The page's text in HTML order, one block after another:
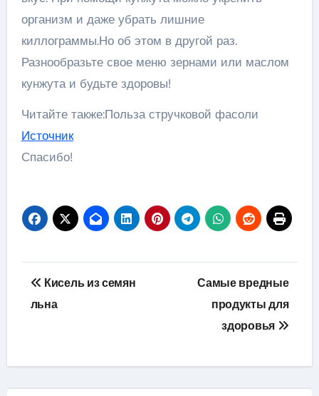
организм и даже убрать лишние
киллограммы.Но об этом в другой раз.
Разнообразьте свое меню зернами или маслом
кунжута и будьте здоровы!
Читайте также:Польза стручковой фасоли
Источник
Спасибо!
Навигация
по
Кисель из семян
льна
Самые вредные
продукты для
здоровья